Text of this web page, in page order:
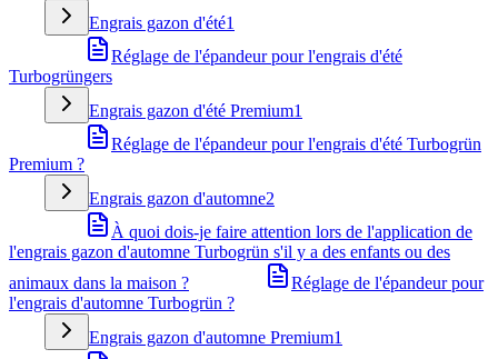
Engrais gazon d'été1
Réglage de l'épandeur pour l'engrais d'été
Turbogrüngers
Engrais gazon d'été Premium1
Réglage de l'épandeur pour l'engrais d'été Turbogrün
Premium ?
Engrais gazon d'automne2
À quoi dois-je faire attention lors de l'application de
l'engrais gazon d'automne Turbogrün s'il y a des enfants ou des
animaux dans la maison ?
Réglage de l'épandeur pour
l'engrais d'automne Turbogrün ?
Engrais gazon d'automne Premium1